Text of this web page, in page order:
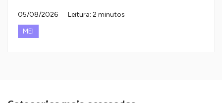
05/08/2026
Leitura: 2 minutos
MEI